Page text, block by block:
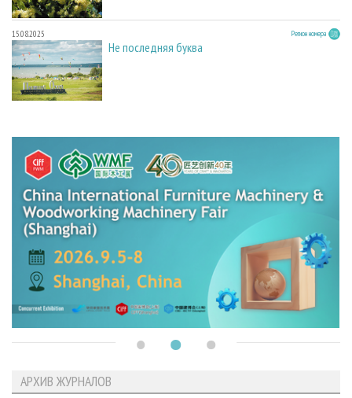
15.08.2025 Регион номера
Не последняя буква
АРХИВ ЖУРНАЛОВ